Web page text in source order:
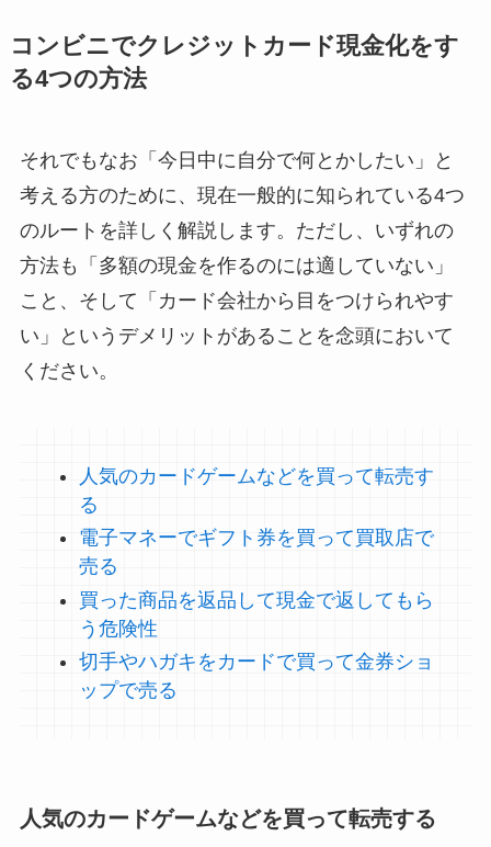
コンビニでクレジットカード現金化をす
る4つの方法
それでもなお「今日中に自分で何とかしたい」と
考える方のために、現在一般的に知られている4つ
のルートを詳しく解説します。ただし、いずれの
方法も「多額の現金を作るのには適していない」
こと、そして「カード会社から目をつけられやす
い」というデメリットがあることを念頭において
ください。
人気のカードゲームなどを買って転売す
る
電子マネーでギフト券を買って買取店で
売る
買った商品を返品して現金で返してもら
う危険性
切手やハガキをカードで買って金券ショ
ップで売る
人気のカードゲームなどを買って転売する